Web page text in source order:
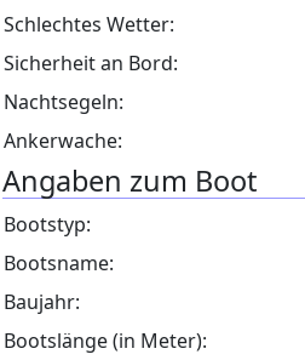
Schlechtes Wetter:
Sicherheit an Bord:
Nachtsegeln:
Ankerwache:
Angaben zum Boot
Bootstyp:
Bootsname:
Baujahr:
Bootslänge (in Meter):